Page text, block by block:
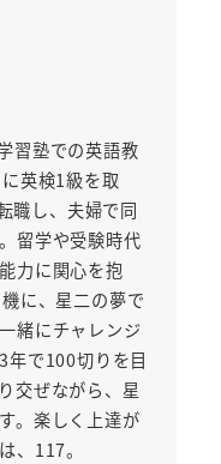
習塾での英語教
英検1級を取
職し、夫婦で同
留学や受験時代
力に関心を抱
に、星二の夢で
緒にチャレンジ
年で100切りを目
交ぜながら、星
。楽しく上達が
、117。